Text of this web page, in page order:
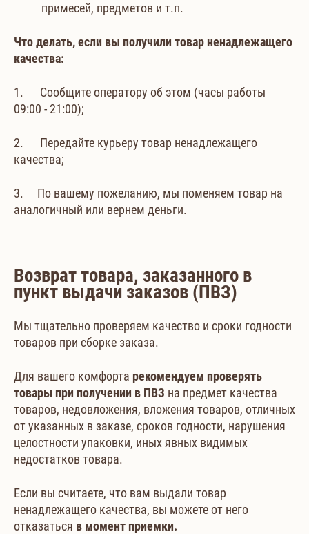
примесей, предметов и т.п.
Что делать, если вы получили товар ненадлежащего
качества:
1. Сообщите оператору об этом (часы работы
09:00 - 21:00);
2. Передайте курьеру товар ненадлежащего
качества;
3. По вашему пожеланию, мы поменяем товар на
аналогичный или вернем деньги.
Возврат товара, заказанного в
пункт выдачи заказов (ПВЗ)
Мы тщательно проверяем качество и сроки годности
товаров при сборке заказа.
Для вашего комфорта рекомендуем проверять
товары при получении в ПВЗ на предмет качества
товаров, недовложения, вложения товаров, отличных
от указанных в заказе, сроков годности, нарушения
целостности упаковки, иных явных видимых
недостатков товара.
Если вы считаете, что вам выдали товар
ненадлежащего качества, вы можете от него
отказаться в момент приемки.